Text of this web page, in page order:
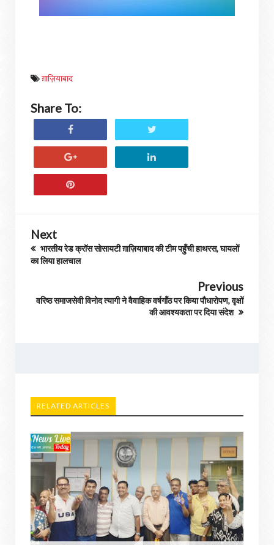
ग़ाज़ियाबाद
Share To:
Next
भारतीय रेड क्रॉस सोसायटी ग़ाज़ियाबाद की टीम पहुँची हाथरस, घायलों
का लिया हालचाल
Previous
वरिष्ठ समाजसेवी विनोद त्यागी ने वैवाहिक वर्षगाँठ पर किया पौधारोपण, वृक्षों
की आवश्यकता पर दिया संदेश
RELATED ARTICLES